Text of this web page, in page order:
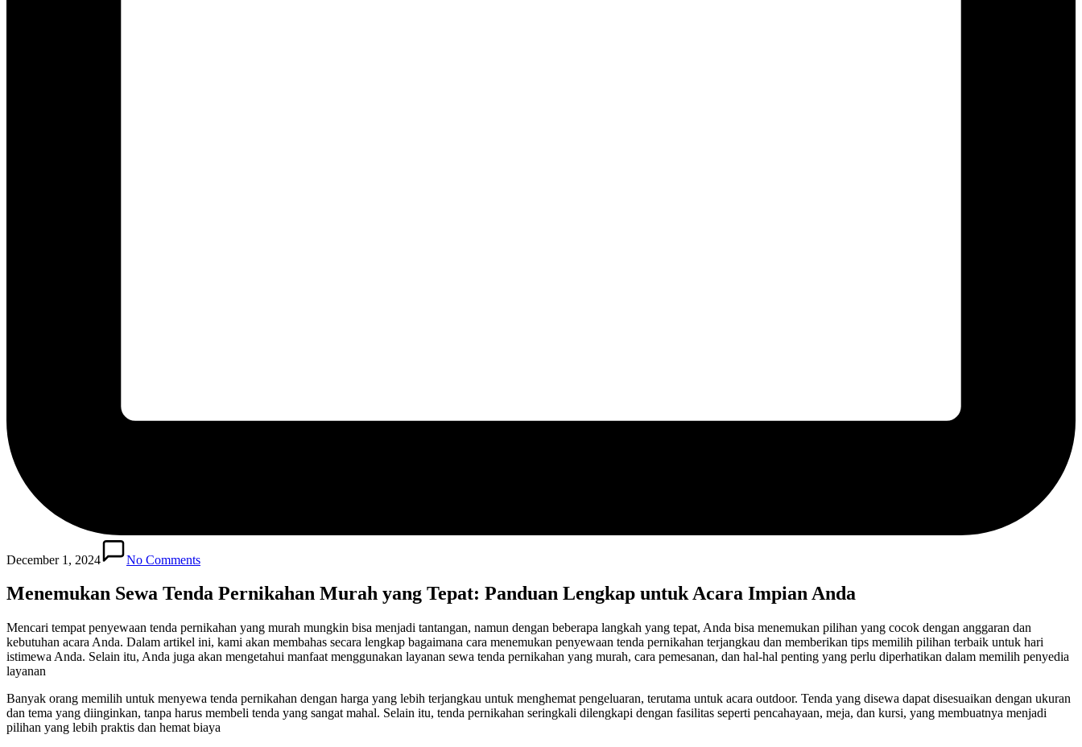
December 1, 2024 No Comments
Menemukan Sewa Tenda Pernikahan Murah yang Tepat: Panduan Lengkap untuk Acara Impian Anda
Mencari tempat penyewaan tenda pernikahan yang murah mungkin bisa menjadi tantangan, namun dengan beberapa langkah yang tepat, Anda bisa menemukan pilihan yang cocok dengan anggaran dan
kebutuhan acara Anda. Dalam artikel ini, kami akan membahas secara lengkap bagaimana cara menemukan penyewaan tenda pernikahan terjangkau dan memberikan tips memilih pilihan terbaik untuk hari
istimewa Anda. Selain itu, Anda juga akan mengetahui manfaat menggunakan layanan sewa tenda pernikahan yang murah, cara pemesanan, dan hal-hal penting yang perlu diperhatikan dalam memilih penyedia
layanan
Banyak orang memilih untuk menyewa tenda pernikahan dengan harga yang lebih terjangkau untuk menghemat pengeluaran, terutama untuk acara outdoor. Tenda yang disewa dapat disesuaikan dengan ukuran
dan tema yang diinginkan, tanpa harus membeli tenda yang sangat mahal. Selain itu, tenda pernikahan seringkali dilengkapi dengan fasilitas seperti pencahayaan, meja, dan kursi, yang membuatnya menjadi
pilihan yang lebih praktis dan hemat biaya